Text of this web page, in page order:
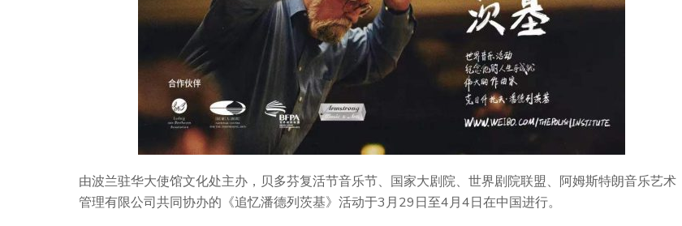
由波兰驻华大使馆文化处主办，贝多芬复活节音乐节、国家大剧院、世界剧院联盟、阿姆斯特朗音乐艺术
管理有限公司共同协办的《追忆潘德列茨基》活动于3月29日至4月4日在中国进行。